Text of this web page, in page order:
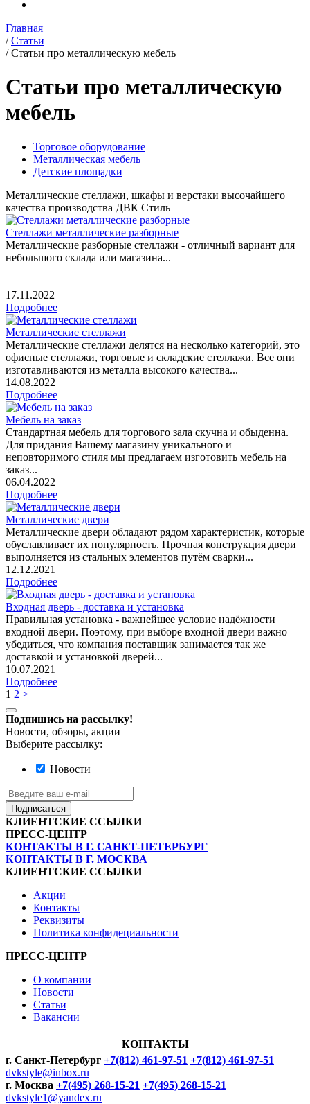
Главная
/ Статьи
/ Статьи про металлическую мебель
Статьи про металлическую
мебель
Торговое оборудование
Металлическая мебель
Детские площадки
Металлические стеллажи, шкафы и верстаки высочайшего
качества производства ДВК Стиль
Cтеллажи металлические разборные
Металлические разборные стеллажи - отличный вариант для
небольшого склада или магазина...
17.11.2022
Подробнее
Металлические стеллажи
Металлические стеллажи делятся на несколько категорий, это
офисные стеллажи, торговые и складские стеллажи. Все они
изготавливаются из металла высокого качества...
14.08.2022
Подробнее
Мебель на заказ
Стандартная мебель для торгового зала скучна и обыденна.
Для придания Вашему магазину уникального и
неповторимого стиля мы предлагаем изготовить мебель на
заказ...
06.04.2022
Подробнее
Металлические двери
Металлические двери обладают рядом характеристик, которые
обуславливает их популярность. Прочная конструкция двери
выполняется из стальных элементов путём сварки...
12.12.2021
Подробнее
Входная дверь - доставка и установка
Правильная установка - важнейшее условие надёжности
входной двери. Поэтому, при выборе входной двери важно
убедиться, что компания поставщик занимается так же
доставкой и установкой дверей...
10.07.2021
Подробнее
1 2 >
Подпишись на рассылку!
Новости, обзоры, акции
Выберите рассылку:
Новости
Подписаться
КЛИЕНТСКИЕ ССЫЛКИ
ПРЕСС-ЦЕНТР
КОНТАКТЫ В Г. САНКТ-ПЕТЕРБУРГ
КОНТАКТЫ В Г. МОСКВА
КЛИЕНТСКИЕ ССЫЛКИ
Акции
Контакты
Реквизиты
Политика конфидециальности
ПРЕСС-ЦЕНТР
О компании
Новости
Статьи
Вакансии
КОНТАКТЫ
г. Санкт-Петербург +7(812) 461-97-51 +7(812) 461-97-51
dvkstyle@inbox.ru
г. Москва +7(495) 268-15-21 +7(495) 268-15-21
dvkstyle1@yandex.ru